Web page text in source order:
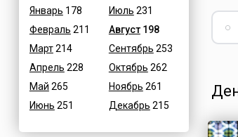
Израиль
Индия
Иордания
Ирак
Иран
Ирландия
Исландия
Детские
В честь икон
Дни памяти святых
Конституционные
Культурные
Масс-медийные
Январь 178
Февраль 211
Март214
Апрель 228
Май 265
Июнь 251
Июль 231
Август198
Сентябрь 253
Октябрь 262
Ноябрь 261
Декабрь 215